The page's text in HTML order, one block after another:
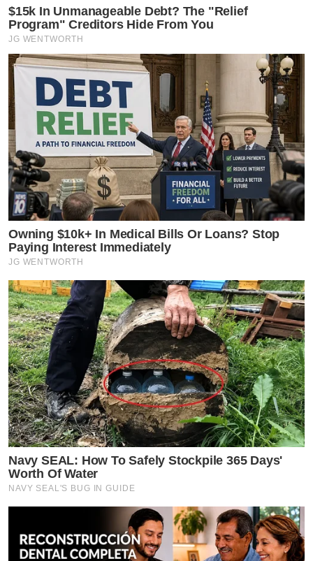
$15k In Unmanageable Debt? The "Relief
Program" Creditors Hide From You
JG WENTWORTH
Owning $10k+ In Medical Bills Or Loans? Stop
Paying Interest Immediately
JG WENTWORTH
Navy SEAL: How To Safely Stockpile 365 Days'
Worth Of Water
NAVY SEAL'S BUG IN GUIDE